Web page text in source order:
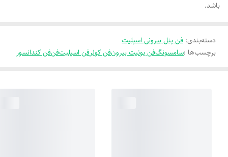
باشد.
دسته‌بندی: فن پنل بیرونی اسپلیت
برچسب‌ها :سامسونگفن یونیت بیرونفن کولرفن اسپلیتفنفن کندانسور